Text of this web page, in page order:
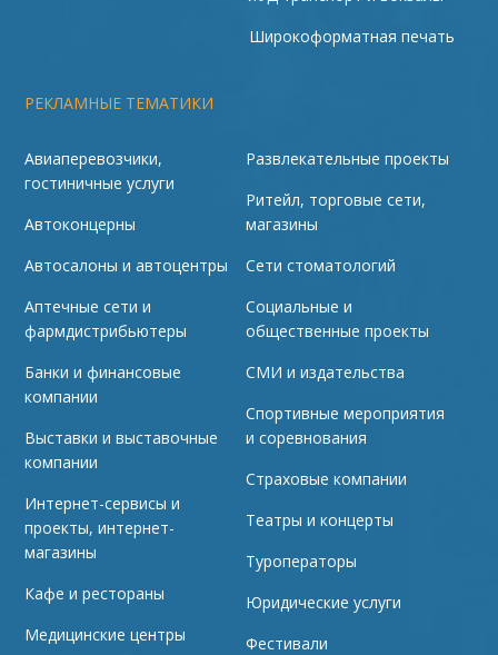
РЕКЛАМНЫЕ ТЕМАТИКИ
Широкоформатная печать
Авиаперевозчики,
гостиничные услуги
Автоконцерны
Автосалоны и автоцентры
Аптечные сети и
фармдистрибьютеры
Банки и финансовые
компании
Выставки и выставочные
компании
Интернет-сервисы и
проекты, интернет-
магазины
Кафе и рестораны
Медицинские центры
Развлекательные проекты
Ритейл, торговые сети,
магазины
Сети стоматологий
Социальные и
общественные проекты
СМИ и издательства
Спортивные мероприятия
и соревнования
Страховые компании
Театры и концерты
Туроператоры
Юридические услуги
Фестивали